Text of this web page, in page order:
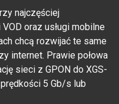
najczęściej
oraz usługi mobilne
chcą rozwijać te same
internet. Prawie połowa
sieci z GPON do XGS-
5 Gb/s lub